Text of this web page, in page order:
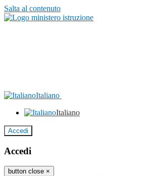
Salta al contenuto
Italiano
Italiano
Accedi
Accedi
button close ×